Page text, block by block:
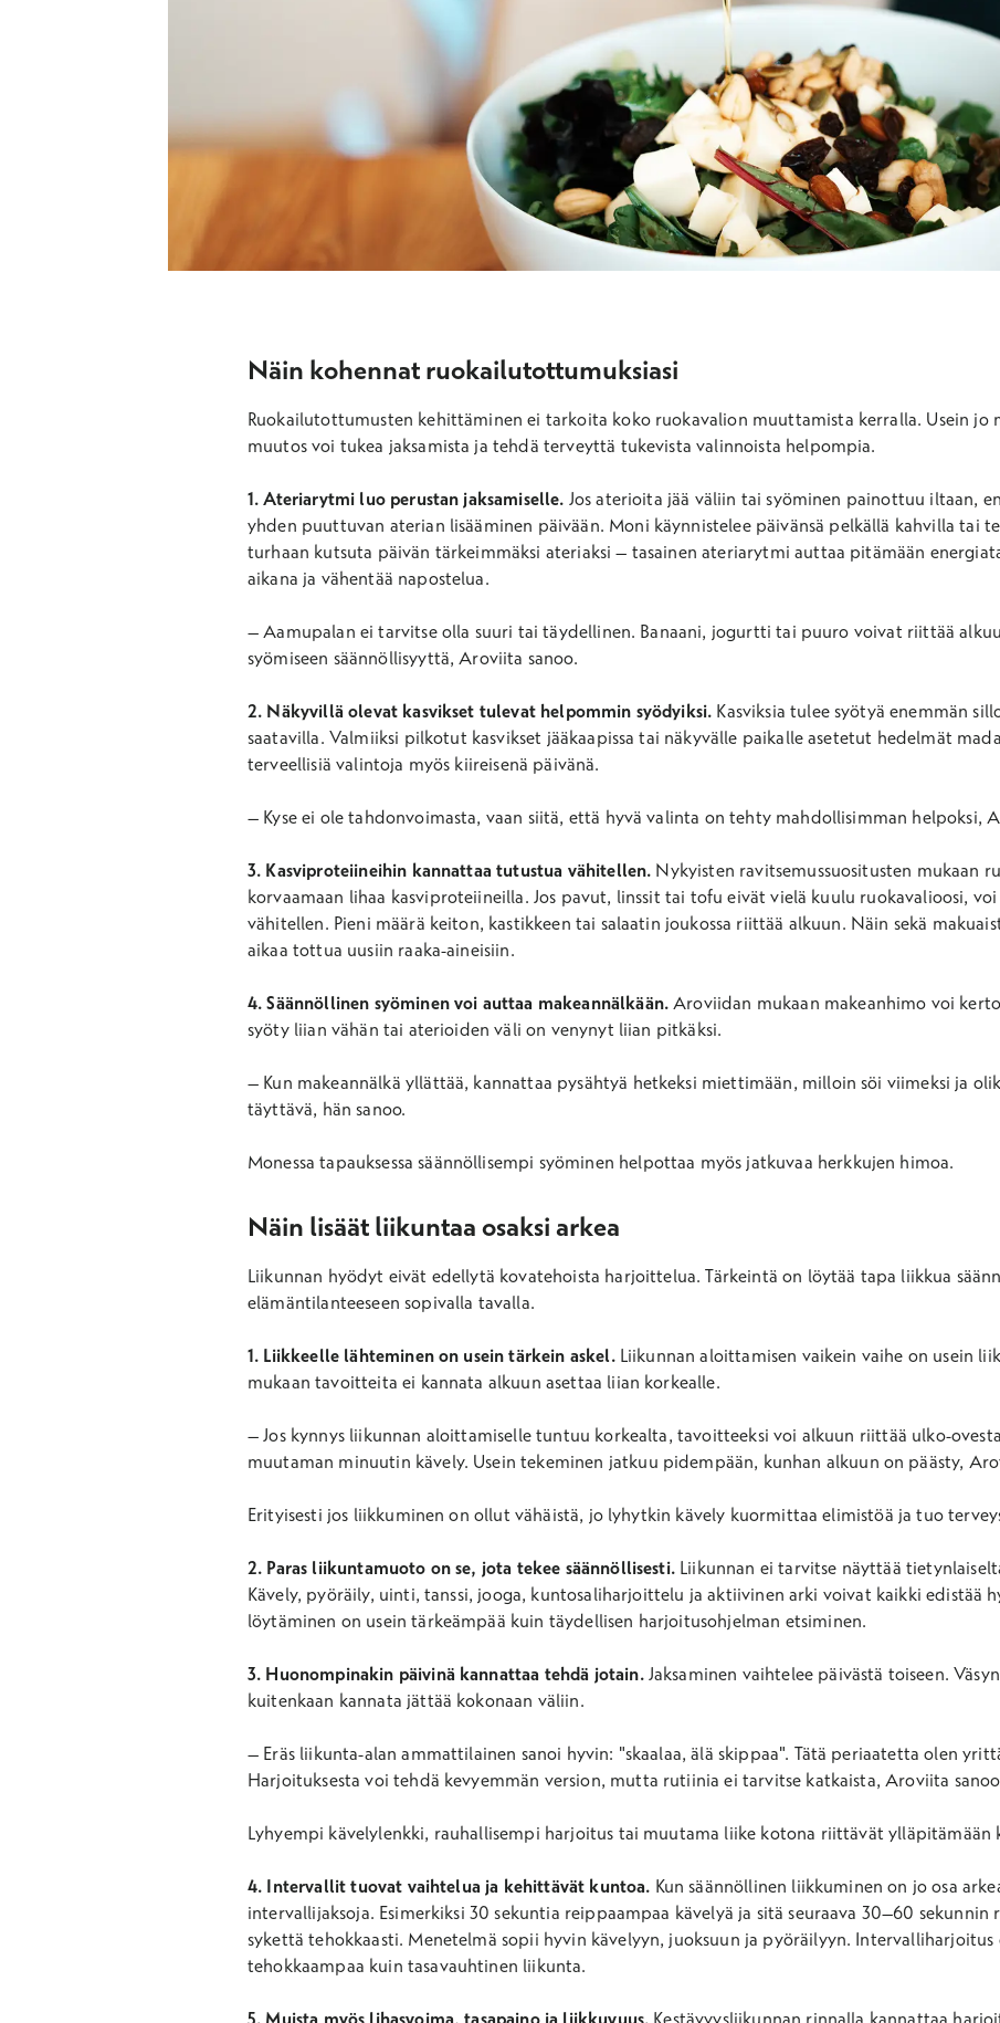
Näin kohennat ruokailutottumuksiasi
Ruokailutottumusten kehittäminen ei tarkoita koko ruokavalion muuttamista kerralla. Usein jo
muutos voi tukea jaksamista ja tehdä terveyttä tukevista valinnoista helpompia.
1. Ateriarytmi luo perustan jaksamiselle. Jos aterioita jää väliin tai syöminen painottuu iltaan,
yhden puuttuvan aterian lisääminen päivään. Moni käynnistelee päivänsä pelkällä kahvilla tai
turhaan kutsuta päivän tärkeimmäksi ateriaksi – tasainen ateriarytmi auttaa pitämään
aikana ja vähentää napostelua.
– Aamupalan ei tarvitse olla suuri tai täydellinen. Banaani, jogurtti tai puuro voivat riittää
syömiseen säännöllisyyttä, Aroviita sanoo.
2. Näkyvillä olevat kasvikset tulevat helpommin syödyiksi. Kasviksia tulee syötyä enemmän
saatavilla. Valmiiksi pilkotut kasvikset jääkaapissa tai näkyvälle paikalle asetetut hedelmät
terveellisiä valintoja myös kiireisenä päivänä.
– Kyse ei ole tahdonvoimasta, vaan siitä, että hyvä valinta on tehty mahdollisimman helpoksi,
3. Kasviproteiineihin kannattaa tutustua vähitellen. Nykyisten ravitsemussuositusten mukaan
korvaamaan lihaa kasviproteiineilla. Jos pavut, linssit tai tofu eivät vielä kuulu ruokavalioosi,
vähitellen. Pieni määrä keiton, kastikkeen tai salaatin joukossa riittää alkuun. Näin sekä
aikaa tottua uusiin raaka-aineisiin.
4. Säännöllinen syöminen voi auttaa makeannälkään. Aroviidan mukaan makeanhimo voi
syöty liian vähän tai aterioiden väli on venynyt liian pitkäksi.
– Kun makeannälkä yllättää, kannattaa pysähtyä hetkeksi miettimään, milloin söi viimeksi ja
täyttävä, hän sanoo.
Monessa tapauksessa säännöllisempi syöminen helpottaa myös jatkuvaa herkkujen himoa.
Näin lisäät liikuntaa osaksi arkea
Liikunnan hyödyt eivät edellytä kovatehoista harjoittelua. Tärkeintä on löytää tapa liikkua
elämäntilanteeseen sopivalla tavalla.
1. Liikkeelle lähteminen on usein tärkein askel. Liikunnan aloittamisen vaikein vaihe on usein
mukaan tavoitteita ei kannata alkuun asettaa liian korkealle.
– Jos kynnys liikunnan aloittamiselle tuntuu korkealta, tavoitteeksi voi alkuun riittää ulko-
muutaman minuutin kävely. Usein tekeminen jatkuu pidempään, kunhan alkuun on päästy,
Erityisesti jos liikkuminen on ollut vähäistä, jo lyhytkin kävely kuormittaa elimistöä ja tuo
2. Paras liikuntamuoto on se, jota tekee säännöllisesti.Liikunnan ei tarvitse näyttää
Kävely, pyöräily, uinti, tanssi, jooga, kuntosaliharjoittelu ja aktiivinen arki voivat kaikki edistää
löytäminen on usein tärkeämpää kuin täydellisen harjoitusohjelman etsiminen.
3. Huonompinakin päivinä kannattaa tehdä jotain. Jaksaminen vaihtelee päivästä toiseen.
kuitenkaan kannata jättää kokonaan väliin.
– Eräs liikunta-alan ammattilainen sanoi hyvin: "skaalaa, älä skippaa". Tätä periaatetta olen
Harjoituksesta voi tehdä kevyemmän version, mutta rutiinia ei tarvitse katkaista, Aroviita
Lyhyempi kävelylenkki, rauhallisempi harjoitus tai muutama liike kotona riittävät ylläpitämään
4. Intervallit tuovat vaihtelua ja kehittävät kuntoa. Kun säännöllinen liikkuminen on jo osa
intervallijaksoja. Esimerkiksi 30 sekuntia reippaampaa kävelyä ja sitä seuraava 30–60 sekunnin
sykettä tehokkaasti. Menetelmä sopii hyvin kävelyyn, juoksuun ja pyöräilyyn.
tehokkaampaa kuin tasavauhtinen liikunta.
5. Muista myös lihasvoima, tasapaino ja liikkuvuus. Kestävyysliikunnan rinnalla kannattaa